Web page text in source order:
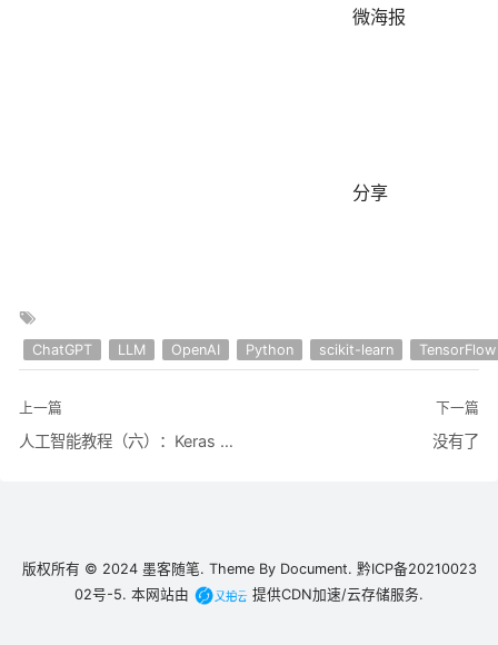
微海报
分享
ChatGPT LLM OpenAI Python scikit-learn TensorFlow
上一篇
人工智能教程（六）：Keras 和第一个数据集
下一篇
没有了
版权所有 © 2024 墨客随笔. Theme By Document. 黔ICP备20210023
02号-5. 本网站由 提供CDN加速/云存储服务.